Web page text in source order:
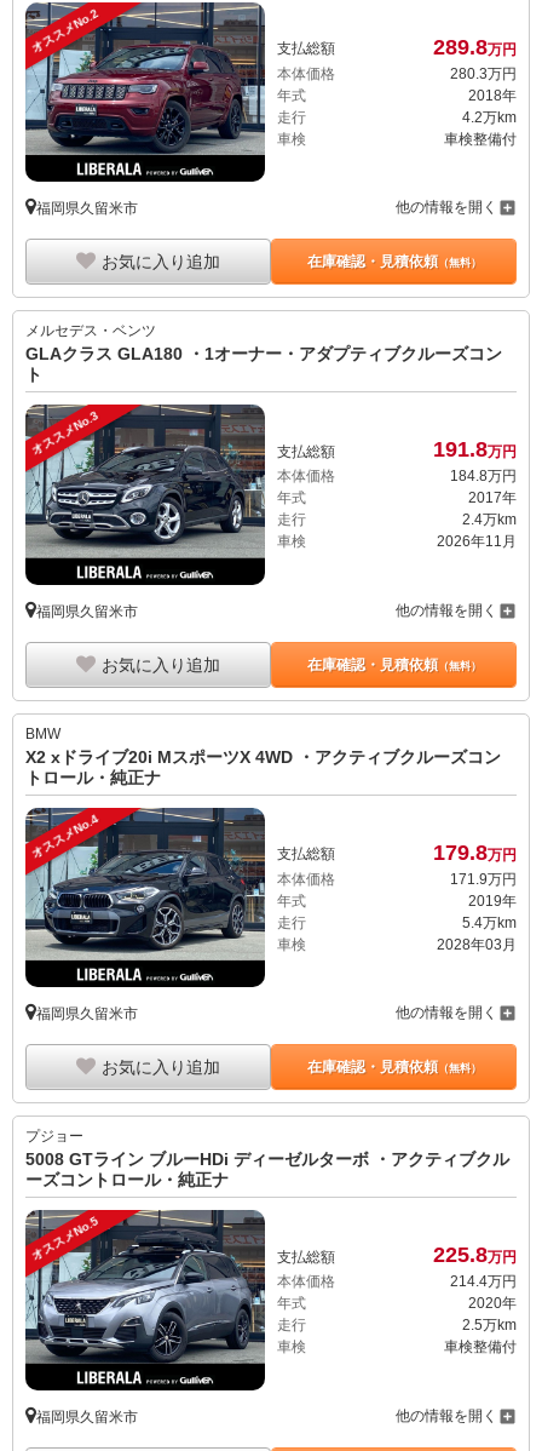
オススメNo.2 支払総額 289.8万円
本体価格
280. 3万円
年式
2018年
走行
4.2万km
車検
車検整備付
福岡県久留米市 他の情報を開く
お気に入り追加 在庫確認・見積依頼（無料）
メルセデス・ベンツ
GLAクラス GLA180 ・1オーナー・アダプティブクルーズコン
ト
オススメNo.3 支払総額 191.8万円
本体価格
184.8万円
年式
2017年
走行
2.4万km
車検
2026年11月
福岡県久留米市 他の情報を開く
お気に入り追加 在庫確認・見積依頼（無料）
BMW
X2 xドライブ20i MスポーツX 4WD ・アクティブクルーズコン
トロール・純正ナ
オススメNo.4 支払総額 179.8万円
本体価格
171. 9万円
年式
2019年
走行
5.4万km
車検
2028年03月
福岡県久留米市 他の情報を開く
お気に入り追加 在庫確認・見積依頼（無料）
プジョー
5008 GTライン ブルーHDi ディーゼルターボ ・アクティブクル
ーズコントロール・純正ナ
オススメNo.5 支払総額 225.8万円
本体価格
214.4万円
年式
2020年
走行
2.5万km
車検
車検整備付
福岡県久留米市 他の情報を開く